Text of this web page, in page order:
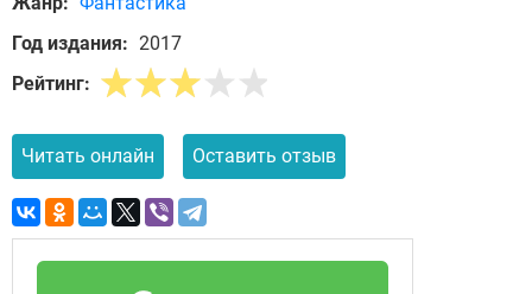
Год издания: 2017
Рейтинг:
Читать онлайн Оставить отзыв